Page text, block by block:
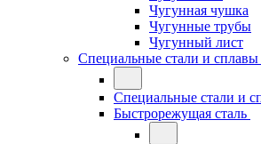
Чугунная чушка
Чугунные трубы
Чугунный лист
Специальные стали и сплавы
Специальные стали и
Быстрорежущая сталь